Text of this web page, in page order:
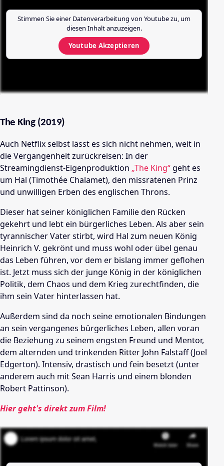
Stimmen Sie einer Datenverarbeitung von Youtubezu, um
diesen Inhalt anzuzeigen.
Youtube Akzeptieren
The King (2019)
Auch Netflix selbst lässt es sich nicht nehmen, weit in
die Vergangenheit zurückreisen: In der
Streamingdienst-Eigenproduktion „The King“geht es
um Hal (Timothée Chalamet), den missratenen Prinz
und unwilligen Erben des englischen Throns.
Dieser hat seiner königlichen Familie den Rücken
gekehrt und lebt ein bürgerliches Leben. Als aber sein
tyrannischer Vater stirbt, wird Hal zum neuen König
Heinrich V. gekrönt und muss wohl oder übel genau
das Leben führen, vor dem er bislang immer geflohen
ist. Jetzt muss sich der junge König in der königlichen
Politik, dem Chaos und dem Krieg zurechtfinden, die
ihm sein Vater hinterlassen hat.
Außerdem sind da noch seine emotionalen Bindungen
an sein vergangenes bürgerliches Leben, allen voran
die Beziehung zu seinem engsten Freund und Mentor,
dem alternden und trinkenden Ritter John Falstaff (Joel
Edgerton). Intensiv, drastisch und fein besetzt (unter
anderem auch mit Sean Harris und einem blonden
Robert Pattinson).
Hier geht's direkt zum Film!